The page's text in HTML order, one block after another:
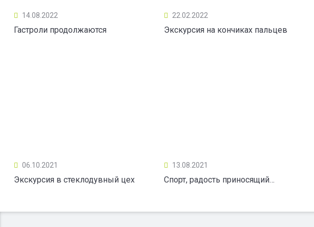
14.08.2022
Гастроли продолжаются
22.02.2022
Экскурсия на кончиках пальцев
06.10.2021
Экскурсия в стеклодувный цех
13.08.2021
Спорт, радость приносящий…